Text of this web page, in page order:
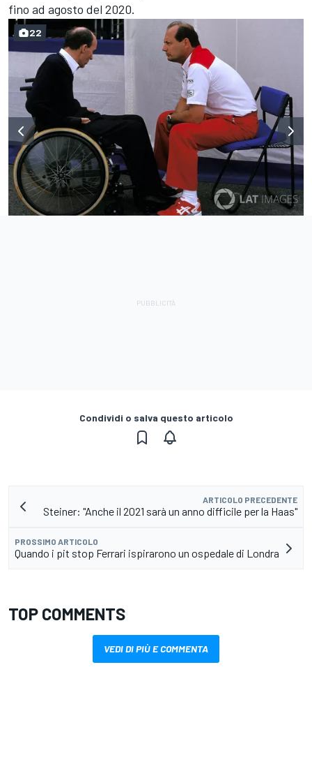
fino ad agosto del 2020.
22
Condividi o salva questo articolo
ARTICOLO PRECEDENTE
Steiner: "Anche il 2021 sarà un anno difficile per la Haas"
PROSSIMO ARTICOLO
Quando i pit stop Ferrari ispirarono un ospedale di Londra
TOP COMMENTS
VEDI DI PIÙ E COMMENTA